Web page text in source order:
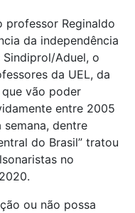
professor Reginaldo
da independência
Aduel, o
da UEL, da
que vão poder
entre 2005
dentre
do Brasil” tratou
no
ou não possa